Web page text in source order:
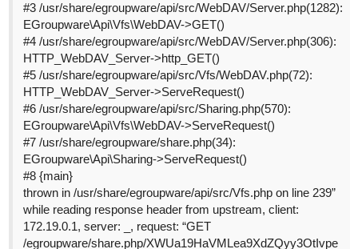
#3 /usr/share/egroupware/api/src/WebDAV/Server.php(1282):
EGroupware\Api\Vfs\WebDAV->GET()
#4 /usr/share/egroupware/api/src/WebDAV/Server.php(306):
HTTP_WebDAV_Server->http_GET()
#5 /usr/share/egroupware/api/src/Vfs/WebDAV.php(72):
HTTP_WebDAV_Server->ServeRequest()
#6 /usr/share/egroupware/api/src/Sharing.php(570):
EGroupware\Api\Vfs\WebDAV->ServeRequest()
#7 /usr/share/egroupware/share.php(34):
EGroupware\Api\Sharing->ServeRequest()
#8 {main}
thrown in /usr/share/egroupware/api/src/Vfs.php on line 239”
while reading response header from upstream, client:
172.19.0.1, server: _, request: “GET
/egroupware/share.php/XWUa19HaVMLea9XdZQyy3OtIvpe